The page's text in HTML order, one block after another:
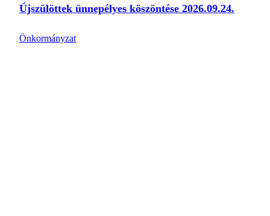
Újszülöttek ünnepélyes köszöntése 2026.09.24.
Önkormányzat